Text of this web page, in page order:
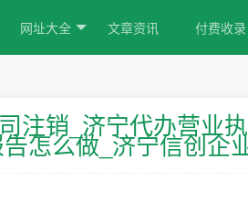
网址大全 文章资讯 付费收录
注销_济宁代办营业
怎么做_济宁信创企